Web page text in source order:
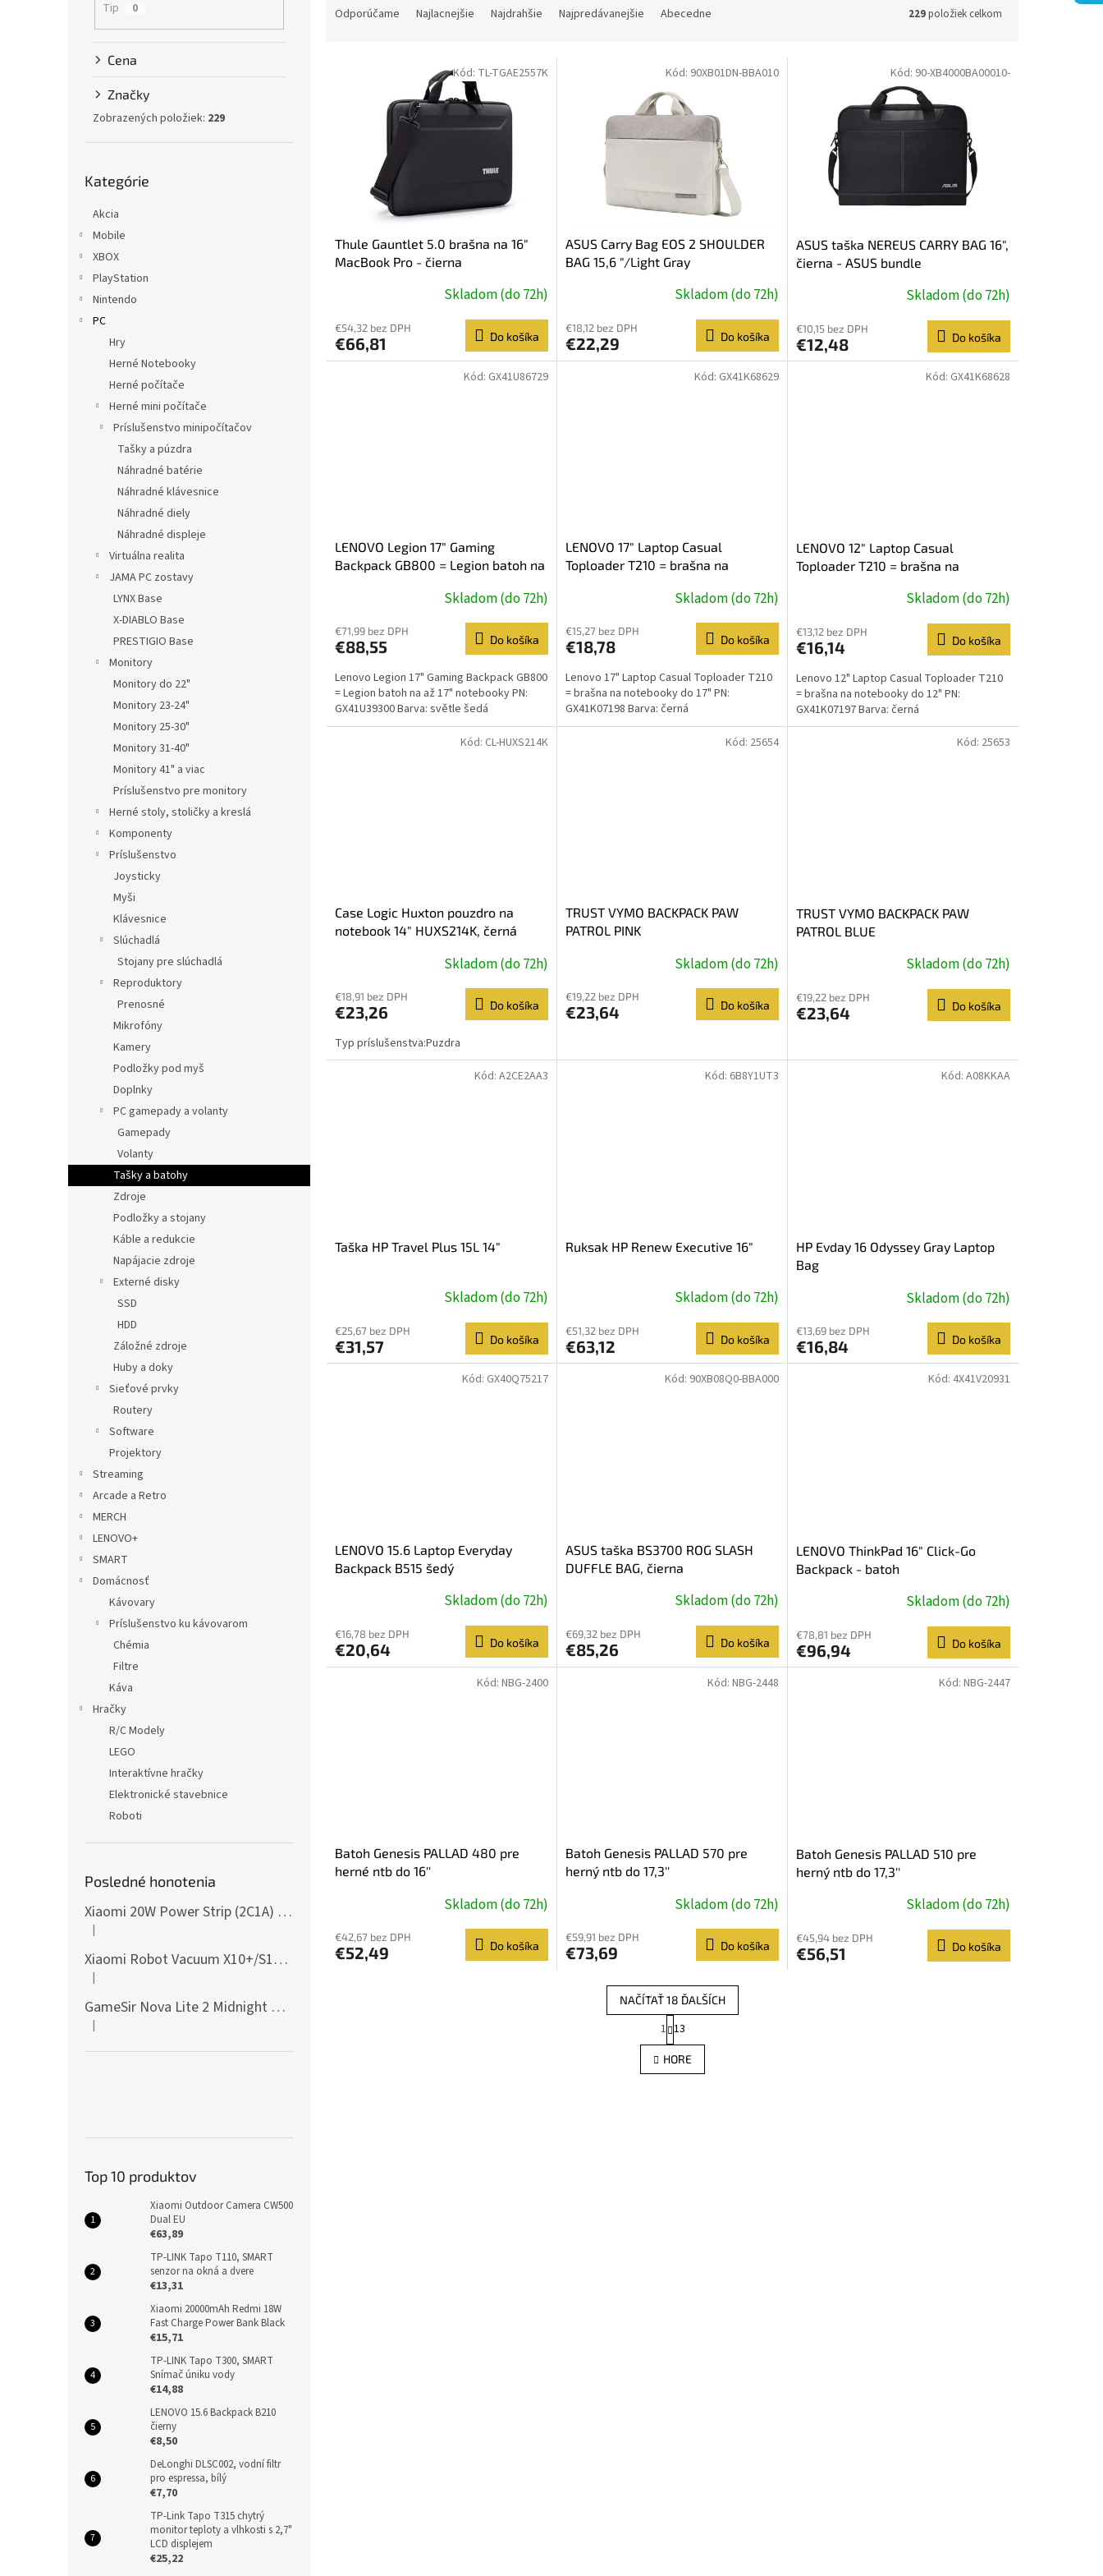
Tip 0
Cena
Značky
Zobrazených položiek: 229
kategórie
Kategórie
Akcia
Mobile
XBOX
PlayStation
Nintendo
PC
Hry
Herné Notebooky
Herné počítače
Herné mini počítače
Príslušenstvo minipočítačov
Tašky a púzdra
Náhradné batérie
Náhradné klávesnice
Náhradné diely
Náhradné displeje
Virtuálna realita
JAMA PC zostavy
LYNX Base
X-DIABLO Base
PRESTIGIO Base
Monitory
Monitory do 22"
Monitory 23-24"
Monitory 25-30"
Monitory 31-40"
Monitory 41" a viac
Príslušenstvo pre monitory
Herné stoly, stoličky a kreslá
Komponenty
Príslušenstvo
Joysticky
Myši
Klávesnice
Slúchadlá
Stojany pre slúchadlá
Reproduktory
Prenosné
Mikrofóny
Kamery
Podložky pod myš
Doplnky
PC gamepady a volanty
Gamepady
Volanty
Tašky a batohy
Zdroje
Podložky a stojany
Káble a redukcie
Napájacie zdroje
Externé disky
SSD
HDD
Záložné zdroje
Huby a doky
Sieťové prvky
Routery
Software
Projektory
Streaming
Arcade a Retro
MERCH
LENOVO+
SMART
Domácnosť
Kávovary
Príslušenstvo ku kávovarom
Chémia
Filtre
Káva
Hračky
R/C Modely
LEGO
Interaktívne hračky
Elektronické stavebnice
Roboti
Posledné honotenia
Xiaomi 20W Power Strip (2C1A) EU
Hodnotenie produktu je 5 z 5 hviezdičiek.
|
Xiaomi Robot Vacuum X10+/S10+/X10/X20+ Side Brush
Hodnotenie produktu je 5 z 5 hviezdičiek.
|
GameSir Nova Lite 2 Midnight Gray
Hodnotenie produktu je 5 z 5 hviezdičiek.
|
Top 10 produktov
Xiaomi Outdoor Camera CW500
Dual EU
€63,89
TP-LINK Tapo T110, SMART
senzor na okná a dvere
€13,31
Xiaomi 20000mAh Redmi 18W
Fast Charge Power Bank Black
€15,71
TP-LINK Tapo T300, SMART
Snímač úniku vody
€14,88
LENOVO 15.6 Backpack B210
čierny
€8,50
DeLonghi DLSC002, vodní filtr
pro espressa, bílý
€7,70
TP-Link Tapo T315 chytrý
monitor teploty a vlhkosti s 2,7"
LCD displejem
€25,22
Odporúčame Najlacnejšie Najdrahšie Najpredávanejšie Abecedne 229položiek celkom
Thule Gauntlet 5.0 brašna na 16"
MacBook Pro - čierna
Skladom (do 72h)
€54,32 bez DPH
€66,81 Do košíka
Kód: TL-TGAE2557K
ASUS Carry Bag EOS 2 SHOULDER
BAG 15,6 "/Light Gray
Skladom (do 72h)
€18,12 bez DPH
€22,29 Do košíka
Kód: 90XB01DN-BBA010
ASUS taška NEREUS CARRY BAG 16",
čierna - ASUS bundle
Skladom (do 72h)
€10,15 bez DPH
€12,48 Do košíka
Kód: 90-XB4000BA00010-
LENOVO Legion 17" Gaming
Backpack GB800 = Legion batoh na
Skladom (do 72h)
€71,99 bez DPH
€88,55 Do košíka
Lenovo Legion 17" Gaming Backpack GB800
= Legion batoh na až 17" notebooky PN:
GX41U39300 Barva: světle šedá
Kód: GX41U86729
LENOVO 17" Laptop Casual
Toploader T210 = brašna na
Skladom (do 72h)
€15,27 bez DPH
€18,78 Do košíka
Lenovo 17" Laptop Casual Toploader T210
= brašna na notebooky do 17" PN:
GX41K07198 Barva: černá
Kód: GX41K68629
LENOVO 12" Laptop Casual
Toploader T210 = brašna na
Skladom (do 72h)
€13,12 bez DPH
€16,14 Do košíka
Lenovo 12" Laptop Casual Toploader T210
= brašna na notebooky do 12" PN:
GX41K07197 Barva: černá
Kód: GX41K68628
Case Logic Huxton pouzdro na
notebook 14" HUXS214K, černá
Skladom (do 72h)
€18,91 bez DPH
€23,26 Do košíka
Typ príslušenstva:Puzdra
Kód: CL-HUXS214K
TRUST VYMO BACKPACK PAW
PATROL PINK
Skladom (do 72h)
€19,22 bez DPH
€23,64 Do košíka
Kód: 25654
TRUST VYMO BACKPACK PAW
PATROL BLUE
Skladom (do 72h)
€19,22 bez DPH
€23,64 Do košíka
Kód: 25653
Taška HP Travel Plus 15L 14"
Skladom (do 72h)
€25,67 bez DPH
€31,57 Do košíka
Kód: A2CE2AA3
Ruksak HP Renew Executive 16"
Skladom (do 72h)
€51,32 bez DPH
€63,12 Do košíka
Kód: 6B8Y1UT3
HP Evday 16 Odyssey Gray Laptop
Bag
Skladom (do 72h)
€13,69 bez DPH
€16,84 Do košíka
Kód: A08KKAA
LENOVO 15.6 Laptop Everyday
Backpack B515 šedý
Skladom (do 72h)
€16,78 bez DPH
€20,64 Do košíka
Kód: GX40Q75217
ASUS taška BS3700 ROG SLASH
DUFFLE BAG, čierna
Skladom (do 72h)
€69,32 bez DPH
€85,26 Do košíka
Kód: 90XB08Q0-BBA000
LENOVO ThinkPad 16" Click-Go
Backpack - batoh
Skladom (do 72h)
€78,81 bez DPH
€96,94 Do košíka
Kód: 4X41V20931
Batoh Genesis PALLAD 480 pre
herné ntb do 16''
Skladom (do 72h)
€42,67 bez DPH
€52,49 Do košíka
Kód: NBG-2400
Batoh Genesis PALLAD 570 pre
herný ntb do 17,3''
Skladom (do 72h)
€59,91 bez DPH
€73,69 Do košíka
Kód: NBG-2448
Batoh Genesis PALLAD 510 pre
herný ntb do 17,3''
Skladom (do 72h)
€45,94 bez DPH
€56,51 Do košíka
Kód: NBG-2447
O
v
l
NAČÍTAŤ 18 ĎALŠÍCH
S
t
r
á
n
1 13
HORE